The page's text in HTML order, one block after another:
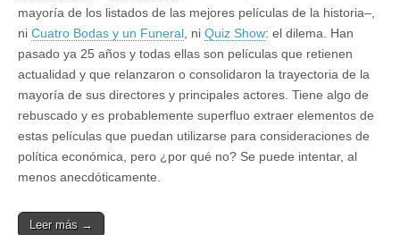
mayoría de los listados de las mejores películas de la historia–,
ni Cuatro Bodas y un Funeral , ni Quiz Show: el dilema. Han
pasado ya 25 años y todas ellas son películas que retienen
actualidad y que relanzaron o consolidaron la trayectoria de la
mayoría de sus directores y principales actores. Tiene algo de
rebuscado y es probablemente superfluo extraer elementos de
estas películas que puedan utilizarse para consideraciones de
política económica, pero ¿por qué no? Se puede intentar, al
menos anecdóticamente.
Leer más →